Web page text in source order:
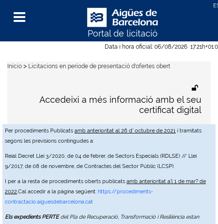
Data i hora oficial: 06/08/2026 17:21h
Per procediments Publicats amb anterioritat al 26 d' octubre de 2021 i tramitats
segons les previsions contingudes a:
Reial Decret Llei 3/2020, de 04 de febrer, de Sectors Especials (RDLSE) // Llei
9/2017, de 08 de novembre, de Contractes del Sector Públic (LCSP)
I per a la resta de procediments oberts publicats amb anterioritat a'l 1 de mar? de
2022,Cal accedir a la pàgina següent: https://procediments-
contractacio.aiguesdebarcelona.cat
Els expedients PERTEdel Pla de Recuperació, Transformació i Resiliència estan
Portal de licitació
Menu
Accedeixi a més informació amb el seu
certificat digital
Inicio > Licitacions en període de presentació d'ofertes obert